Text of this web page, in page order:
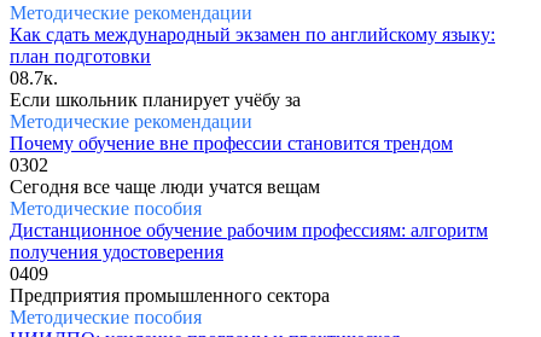
Методические рекомендации
Как сдать международный экзамен по английскому языку:
план подготовки
08.7к.
Если школьник планирует учёбу за
Методические рекомендации
Почему обучение вне профессии становится трендом
0302
Сегодня все чаще люди учатся вещам
Методические пособия
Дистанционное обучение рабочим профессиям: алгоритм
получения удостоверения
0409
Предприятия промышленного сектора
Методические пособия